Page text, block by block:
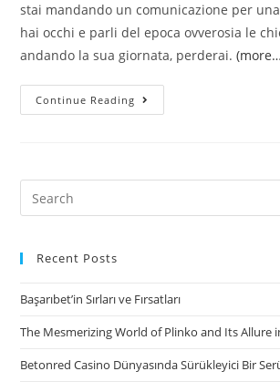
stai mandando un comunicazione per
hai occhi e parli del epoca ovverosia le
andando la sua giornata, perderai.
Continue Reading
essere
in
di
filare
una
Search
for:
Recent Posts
Başarıbet’in Sırları ve Fırsatları
The Mesmerizing World of Plinko and Its Allure
Betonred Casino Dünyasında Sürükleyici Bir